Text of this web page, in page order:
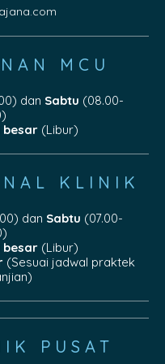
MCU
dan Sabtu (08.00-
besar(Libur)
KLINIK
dan Sabtu (07.00-
besar(Libur)
(Sesuai jadwal praktek
PUSAT